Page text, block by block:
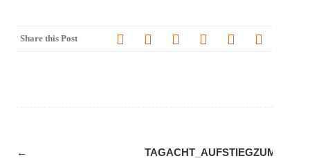
Share this Post
Navigation
←